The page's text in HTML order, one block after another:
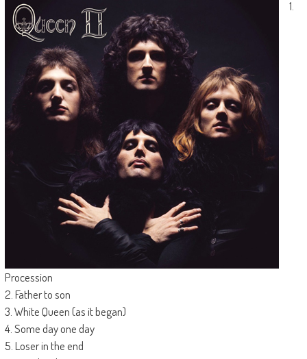
1.
Procession
2. Father to son
3. White Queen (as it began)
4. Some day one day
5. Loser in the end